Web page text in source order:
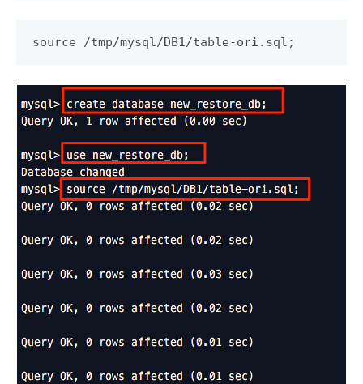
source /tmp/mysql/DB1/table-ori.sql;